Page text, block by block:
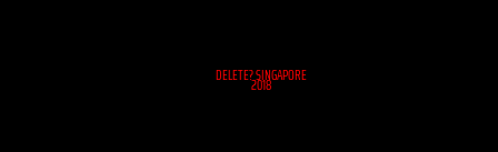
DELETE? SINGAPORE
2018